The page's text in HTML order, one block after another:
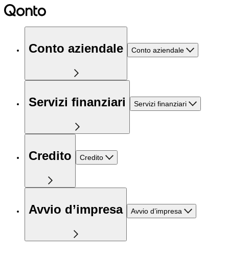
Conto aziendale Conto aziendale
Servizi finanziari Servizi finanziari
Credito Credito
Avvio d’impresa Avvio d’impresa